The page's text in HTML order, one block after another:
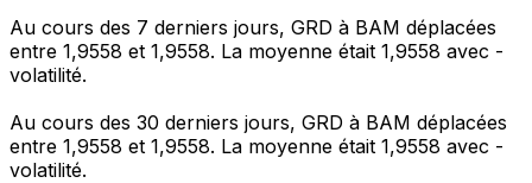
Au cours des 7 derniers jours, GRD à BAM déplacées
entre 1,9558 et 1,9558. La moyenne était 1,9558 avec -
volatilité.
Au cours des 30 derniers jours, GRD à BAM déplacées
entre 1,9558 et 1,9558. La moyenne était 1,9558 avec -
volatilité.